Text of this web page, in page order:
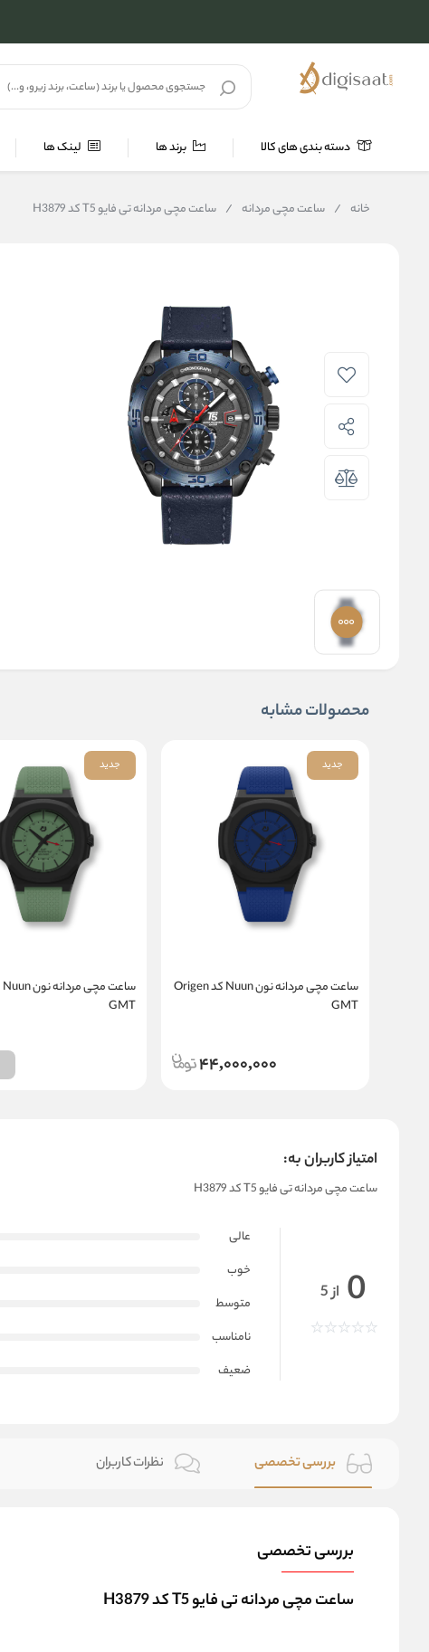
دسته بندی های کالا برند ها لینک ها
خانه / ساعت مچی مردانه / ساعت مچی مردانه تی فایو T5 کد H3879
محصولات مشابه
جدید
ساعت مچی مردانه نون Nuun کد Origen
GMT
44,000,000
جدید
GMT
امتیاز کاربران به:
ساعت مچی مردانه تی فایو T5 کد H3879
0 از 5
عالی
خوب
متوسط
نامناسب
ضعیف
بررسی تخصصی نظرات کاربران
بررسی تخصصی
ساعت مچی مردانه تی فایو T5 کد H3879